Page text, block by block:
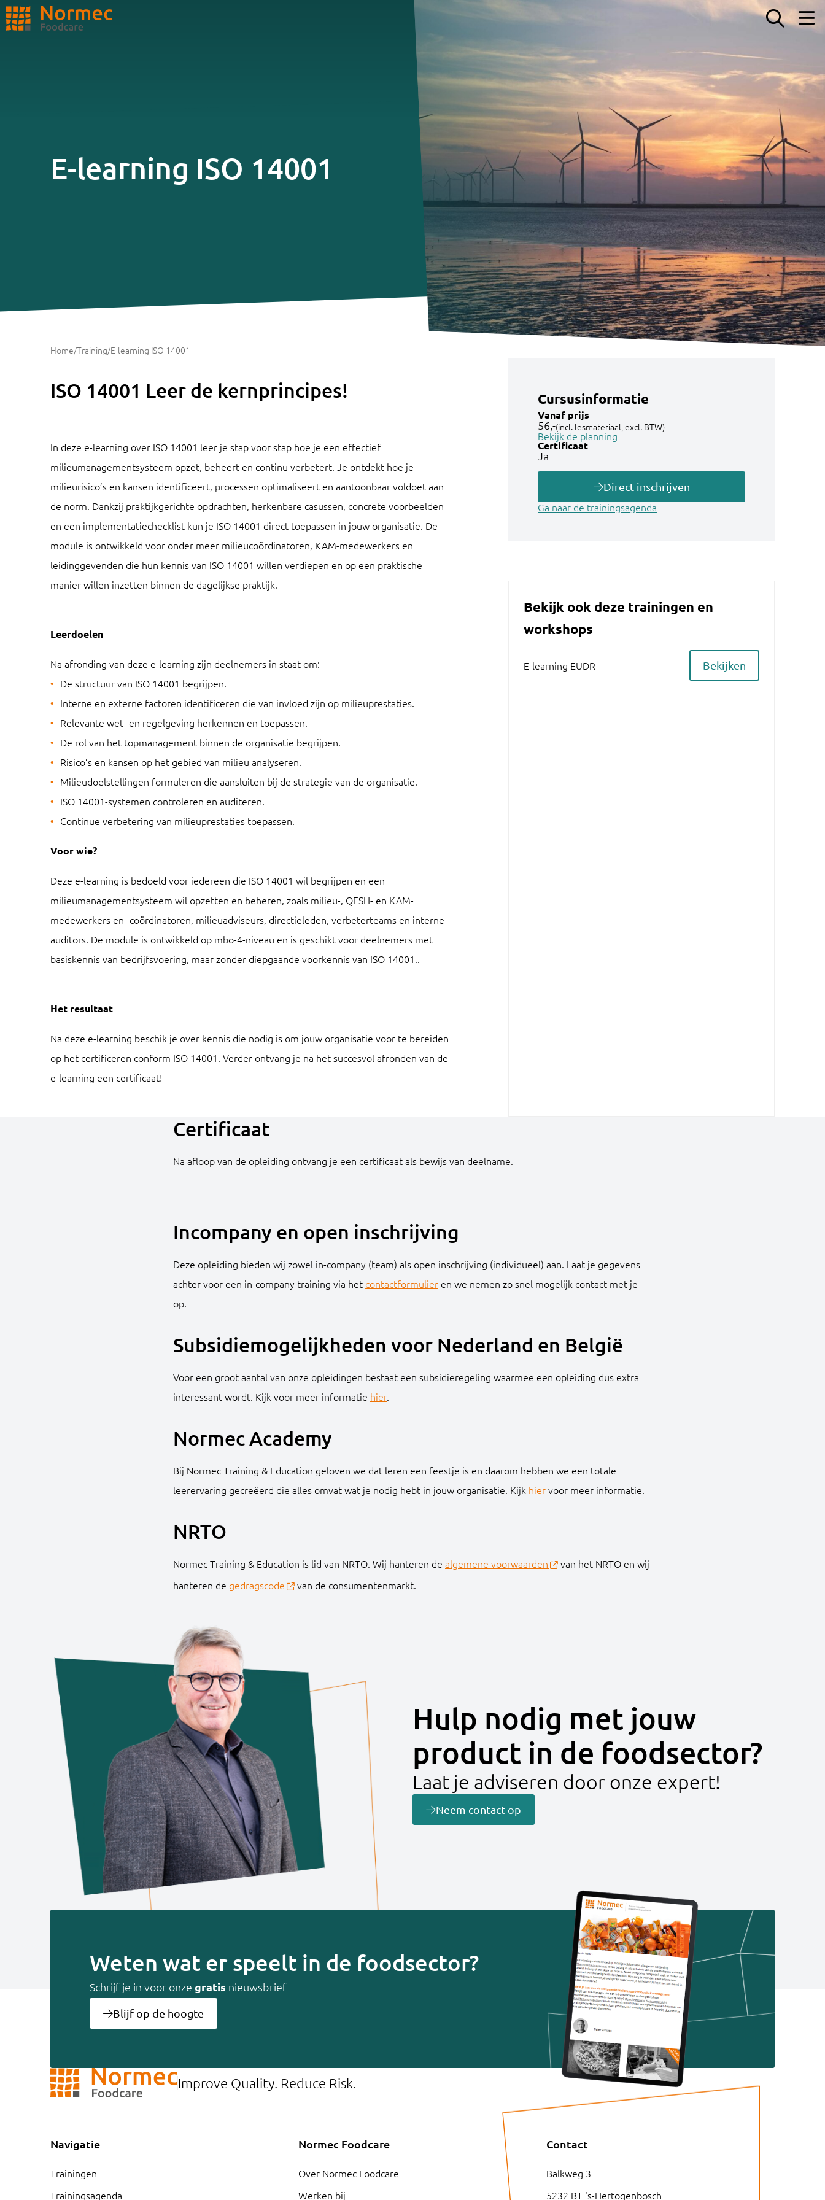
E-learning ISO 14001
Home/Training/E-learning ISO 14001
ISO 14001 Leer de kernprincipes!
In deze e-learning over ISO 14001 leer je stap voor stap hoe je een effectief
milieumanagementsysteem opzet, beheert en continu verbetert. Je ontdekt hoe je
milieurisico’s en kansen identificeert, processen optimaliseert en aantoonbaar voldoet aan
de norm. Dankzij praktijkgerichte opdrachten, herkenbare casussen, concrete voorbeelden
en een implementatiechecklist kun je ISO 14001 direct toepassen in jouw organisatie. De
module is ontwikkeld voor onder meer milieucoördinatoren, KAM-medewerkers en
leidinggevenden die hun kennis van ISO 14001 willen verdiepen en op een praktische
manier willen inzetten binnen de dagelijkse praktijk.
Leerdoelen
Na afronding van deze e-learning zijn deelnemers in staat om:
De structuur van ISO 14001 begrijpen.
Interne en externe factoren identificeren die van invloed zijn op milieuprestaties.
Relevante wet- en regelgeving herkennen en toepassen.
De rol van het topmanagement binnen de organisatie begrijpen.
Risico’s en kansen op het gebied van milieu analyseren.
Milieudoelstellingen formuleren die aansluiten bij de strategie van de organisatie.
ISO 14001-systemen controleren en auditeren.
Continue verbetering van milieuprestaties toepassen.
Voor wie?
Deze e-learning is bedoeld voor iedereen die ISO 14001 wil begrijpen en een
milieumanagementsysteem wil opzetten en beheren, zoals milieu-, QESH- en KAM-
medewerkers en -coördinatoren, milieuadviseurs, directieleden, verbeterteams en interne
auditors. De module is ontwikkeld op mbo-4-niveau en is geschikt voor deelnemers met
basiskennis van bedrijfsvoering, maar zonder diepgaande voorkennis van ISO 14001..
Het resultaat
Na deze e-learning beschik je over kennis die nodig is om jouw organisatie voor te bereiden
op het certificeren conform ISO 14001. Verder ontvang je na het succesvol afronden van de
e-learning een certificaat!
Cursusinformatie
Vanaf prijs
56,-(incl. lesmateriaal, excl. BTW)
Bekijk de planning
Certificaat
Ja
Direct inschrijven
Ga naar de trainingsagenda
Bekijk ook deze trainingen en
workshops
E-learning EUDR Bekijken
Certificaat
Na afloop van de opleiding ontvang je een certificaat als bewijs van deelname.
Incompany en open inschrijving
Deze opleiding bieden wij zowel in-company (team) als open inschrijving (individueel) aan. Laat je gegevens
achter voor een in-company training via het contactformulier en we nemen zo snel mogelijk contact met je
op.
Subsidiemogelijkheden voor Nederland en België
Voor een groot aantal van onze opleidingen bestaat een subsidieregeling waarmee een opleiding dus extra
interessant wordt. Kijk voor meer informatie hier.
Normec Academy
Bij Normec Training & Education geloven we dat leren een feestje is en daarom hebben we een totale
leerervaring gecreëerd die alles omvat wat je nodig hebt in jouw organisatie. Kijk hiervoor meer informatie.
NRTO
Normec Training & Education is lid van NRTO. Wij hanteren de algemene voorwaarden
van het NRTO en wij
hanteren de gedragscode van de consumentenmarkt.
Hulp nodig met jouw
product in de foodsector?
Laat je adviseren door onze expert!
Neem contact op
Weten wat er speelt in de foodsector?
Schrijf je in voor onze gratis nieuwsbrief
Blijf op de hoogte
Improve Quality. Reduce Risk.
Navigatie
Trainingen
Trainingsagenda
Normec Foodcare
Over Normec Foodcare
Werken bij
Contact
Balkweg 3
5232 BT 's-Hertogenbosch